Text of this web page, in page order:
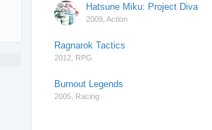
Hatsune Miku: Project Diva
2009,Action
Ragnarok Tactics
2012, RPG
Burnout Legends
2005, Racing